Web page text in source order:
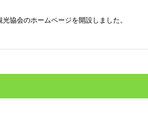
光協会のホームページを開設しました。